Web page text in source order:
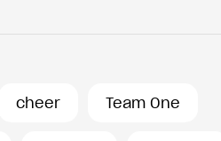
cheer Team One